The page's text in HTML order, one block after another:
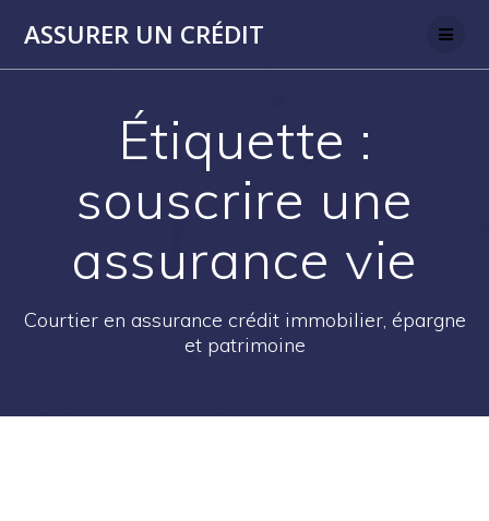
to
ASSURER UN CRÉDIT
Étiquette :
souscrire une
assurance vie
Courtier en assurance crédit immobilier, épargne
et patrimoine